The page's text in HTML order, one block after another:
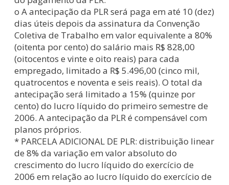
o A antecipação da PLR será paga em até 10 (dez)
dias úteis depois da assinatura da Convenção
Coletiva de Trabalho em valor equivalente a 80%
(oitenta por cento) do salário mais R$ 828,00
(oitocentos e vinte e oito reais) para cada
empregado, limitado a R$ 5.496,00 (cinco mil,
quatrocentos e noventa e seis reais). O total da
antecipação será limitado a 15% (quinze por
cento) do lucro líquido do primeiro semestre de
2006. A antecipação da PLR é compensável com
planos próprios.
* PARCELA ADICIONAL DE PLR: distribuição linear
de 8% da variação em valor absoluto do
crescimento do lucro líquido do exercício de
2006 em relação ao lucro líquido do exercício de